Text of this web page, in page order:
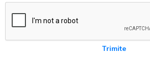
Trimite